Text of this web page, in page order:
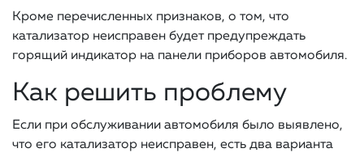
Кроме перечисленных признаков, о том, что
катализатор неисправен будет предупреждать
горящий индикатор на панели приборов автомобиля.
Как решить проблему
Если при обслуживании автомобиля было выявлено,
что его катализатор неисправен, есть два варианта